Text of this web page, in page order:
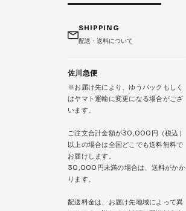
SHIPPING
配送・送料について
佐川急便
※お届け先により、ゆうパックもしく
はヤマト運輸に変更になる場合がござ
います。
ご注文合計金額が30,000円（税込）
以上の場合は全国どこでも送料無料で
お届けします。
30,000円未満の場合は、送料がかか
ります。
配送料金は、お届け先地域によって異